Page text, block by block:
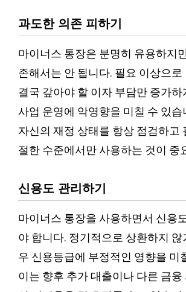
과도한 의존 피하기
마이너스 통장은 분명히 유용하지
존해서는 안 됩니다. 필요 이상으로
결국 갚아야 할 이자 부담만 증가하
사업 운영에 악영향을 미칠 수 있습
자신의 재정 상태를 항상 점검하고
절한 수준에서만 사용하는 것이 중
신용도 관리하기
마이너스 통장을 사용하면서 신용
야 합니다. 정기적으로 상환하지 않
우 신용등급에 부정적인 영향을 미
이는 향후 추가 대출이나 다른 금융